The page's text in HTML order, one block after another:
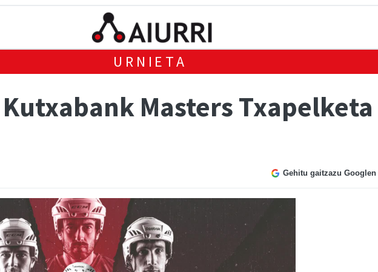
URNIETA
Masters Txapelketa
Gehitu gaitzazu Googlen